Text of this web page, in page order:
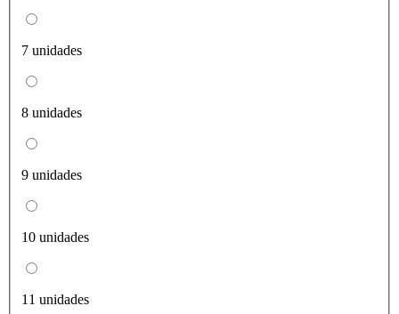
7 unidades
8 unidades
9 unidades
10 unidades
11 unidades